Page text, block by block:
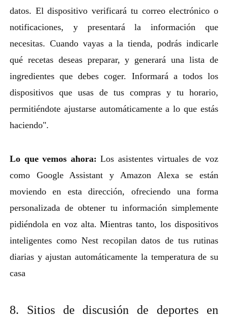
datos. El dispositivo verificará tu correo electrónico o
notificaciones, y presentará la información que
necesitas. Cuando vayas a la tienda, podrás indicarle
qué recetas deseas preparar, y generará una lista de
ingredientes que debes coger. Informará a todos los
dispositivos que usas de tus compras y tu horario,
permitiéndote ajustarse automáticamente a lo que estás
haciendo".
Lo que vemos ahora: Los asistentes virtuales de voz
como Google Assistant y Amazon Alexa se están
moviendo en esta dirección, ofreciendo una forma
personalizada de obtener tu información simplemente
pidiéndola en voz alta. Mientras tanto, los dispositivos
inteligentes como Nest recopilan datos de tus rutinas
diarias y ajustan automáticamente la temperatura de su
casa
8. Sitios de discusión de deportes en